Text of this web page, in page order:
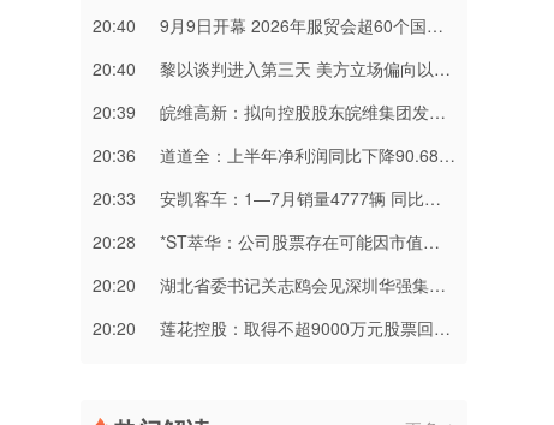
20:40
9月9日开幕 2026年服贸会超60个国家和国际组织确认参展参会
20:40
黎以谈判进入第三天 美方立场偏向以色列
20:39
皖维高新：拟向控股股东皖维集团发行股票募资不超23亿元
20:36
道道全：上半年净利润同比下降90.68% 拟10派0.49元
20:33
安凯客车：1—7月销量4777辆 同比增长8.32%
20:28
*ST萃华：公司股票存在可能因市值被终止上市风险
20:20
湖北省委书记关志鸥会见深圳华强集团董事长李曙成一行
20:20
莲花控股：取得不超9000万元股票回购贷款承诺函